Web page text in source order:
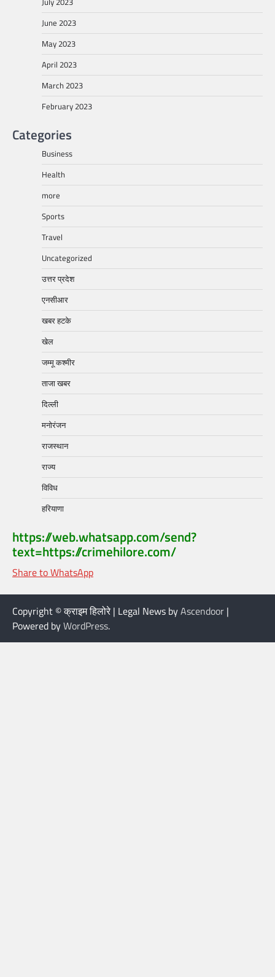
June 2023
May 2023
April 2023
March 2023
February 2023
Categories
Business
Health
more
Sports
Travel
Uncategorized
उत्तर प्रदेश
एनसीआर
खबर हटके
खेल
जम्मू कश्मीर
ताजा खबर
दिल्ली
मनोरंजन
राजस्थान
राज्य
विविध
हरियाणा
https://web.whatsapp.com/send?
text=https://crimehilore.com/
Share to WhatsApp
Copyright © क्राइम हिलोरे | Legal News byAscendoor |
Powered byWordPress.